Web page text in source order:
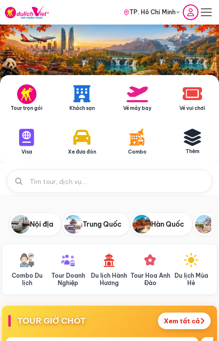
TP. Hồ Chí Minh
Tour trọn gói Khách sạn Vé máy bay Vé vui chơi
Visa Xe đưa đón Combo Thêm
Nội địa Trung Quốc Hàn Quốc
Combo Du
lịch
Tour Doanh
Nghiệp
Du lịch Hành
Hương
Tour Hoa Anh
Đào
Du lịch Mùa
Hè
TOUR GIỜ CHÓT Xem tất cả
Điểm nổi bật